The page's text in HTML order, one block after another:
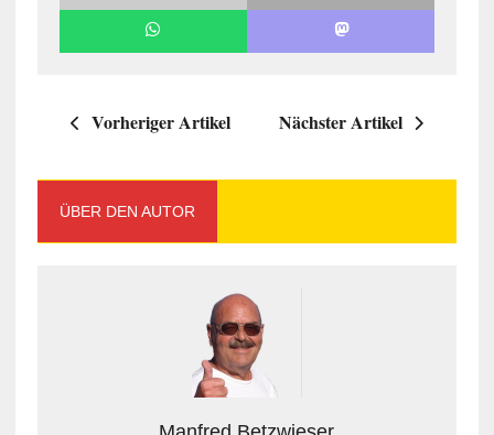
Vorheriger Artikel Nächster Artikel
ÜBER DEN AUTOR